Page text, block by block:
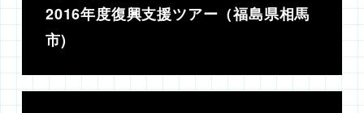
2016年度復興支援ツアー（福島県相馬
市)